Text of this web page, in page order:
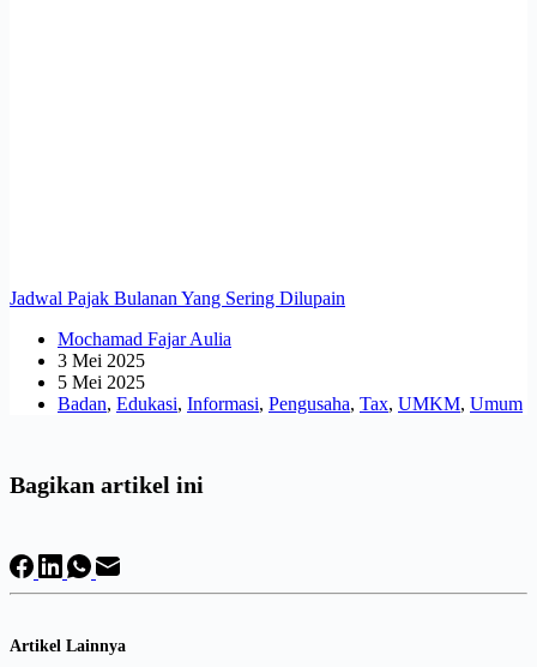
Jadwal Pajak Bulanan Yang Sering Dilupain
Mochamad Fajar Aulia
3 Mei 2025
5 Mei 2025
Badan, Edukasi, Informasi, Pengusaha, Tax, UMKM, Umum
Bagikan artikel ini
Artikel Lainnya